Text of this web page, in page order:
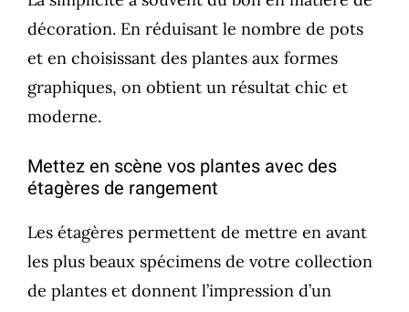
décoration. En réduisant le nombre de pots
et en choisissant des plantes aux formes
graphiques, on obtient un résultat chic et
moderne.
Mettez en scène vos plantes avec des
étagères de rangement
Les étagères permettent de mettre en avant
les plus beaux spécimens de votre collection
de plantes et donnent l’impression d’un